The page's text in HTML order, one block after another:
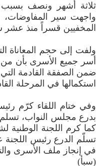
ثلاثة أشهر ونصف بسبب
واجهت سير
المخفيين قسراً منذ عشر
ولفت إلى حجم المعاناة
أسر جميع الأسرى بأن
ضمن الصفقة القادمة
استكمالها في المرحلة
وفي ختام اللقاء كرّم
بدرع مجلس النواب، تسلم
كما كرم اللجنة
تسلّم الدرع رئيس اللجنة
في إنجاز ملف الأسرى
(سبأ)